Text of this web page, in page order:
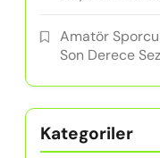
Amatör
Son Derece
Kategoriler